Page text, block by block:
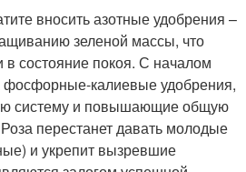
вносить азотные удобрения –
зеленой массы, что
состояние покоя. С началом
фосфорные-калиевые удобрения,
систему и повышающие общую
перестанет давать молодые
и укрепит вызревшие